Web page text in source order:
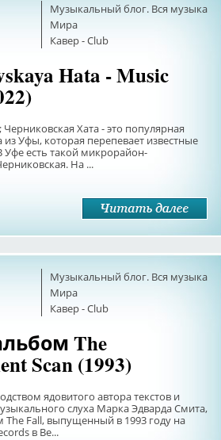
Музыкальный блог. Вся музыка
Мира
Кавер - Club
Hata - Music
Хата - это популярная
Уфы, которая перепевает известные
есть такой микрорайон-
На ...
Музыкальный блог. Вся музыка
Мира
Кавер - Club
The
Scan (1993)
ядовитого автора текстов и
слуха Марка Эдварда Смита,
The Fall, выпущенный в 1993 году на
в Ве...